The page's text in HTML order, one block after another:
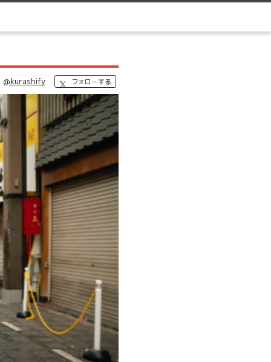
@kurashify フォローする